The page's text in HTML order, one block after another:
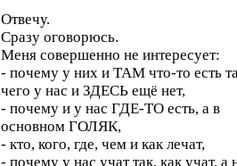
Отвечу.
Сразу оговорюсь.
Меня совершенно не интересует:
- почему у них и ТАМ что-то есть
чего у нас и ЗДЕСЬ ещё нет,
- почему и у нас ГДЕ-ТО есть, а в
основном ГОЛЯК,
- кто, кого, где, чем и как лечат,
- почему у нас учат так, как учат, а